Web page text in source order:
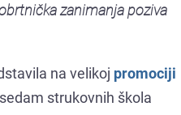
zanimanja poziva
na velikoj promociji
strukovnih škola